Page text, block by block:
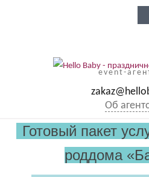
event-
Об
Готовый пакет
роддома